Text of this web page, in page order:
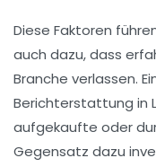
Diese Faktoren
auch dazu, dass
Branche verlassen.
Berichterstattung in
aufgekaufte oder
Gegensatz dazu